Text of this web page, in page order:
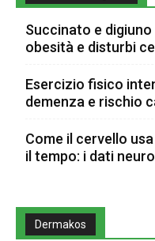
Succinato e
obesità e disturbi
Esercizio fisico
demenza e rischio
Come il cervello
il tempo: i dati
Dermakos